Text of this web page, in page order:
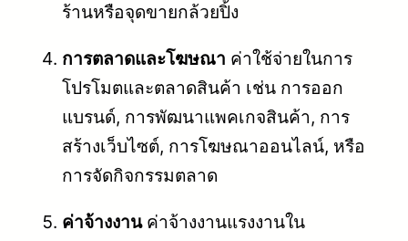
ร้านหรือจุดขายกล้วยปิ้ง
การตลาดและโฆษณา ค่าใช้จ่ายในการ
โปรโมตและตลาดสินค้า เช่น การออก
แบรนด์, การพัฒนาแพคเกจสินค้า, การ
สร้างเว็บไซต์, การโฆษณาออนไลน์, หรือ
การจัดกิจกรรมตลาด
ค่าจ้างงานค่าจ้างงานแรงงานใน